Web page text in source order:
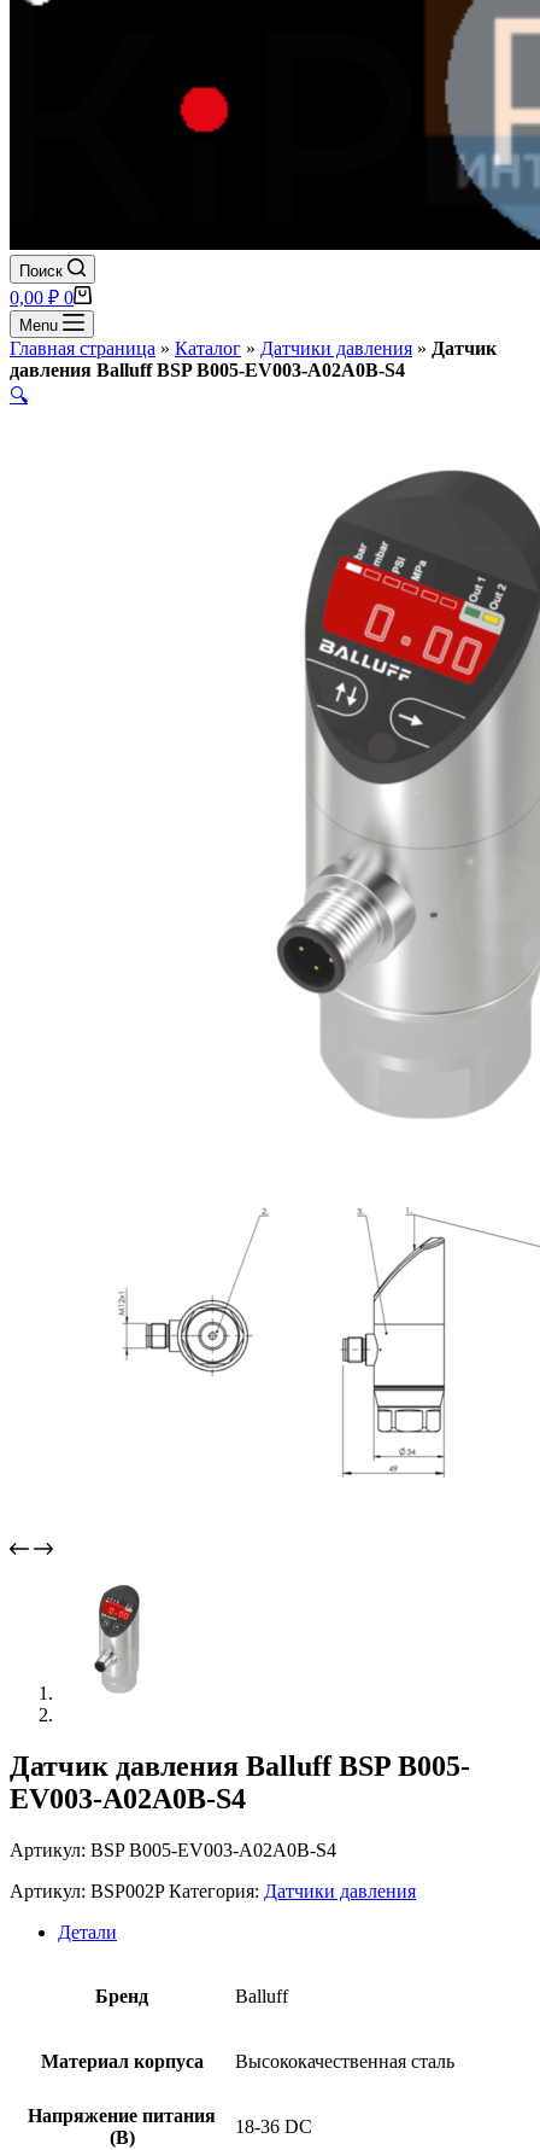
Поиск
Корзина
0,00 ₽ 0
Menu
Главная страница » Каталог » Датчики давления » Датчик
давления Balluff BSP B005-EV003-A02A0B-S4
🔍
Датчик давления Balluff BSP B005-
EV003-A02A0B-S4
Артикул: BSP B005-EV003-A02A0B-S4
Артикул: BSP002P Категория: Датчики давления
Детали
Бренд Balluff
Материал корпуса Высококачественная сталь
Напряжение питания
(В)
18-36 DC